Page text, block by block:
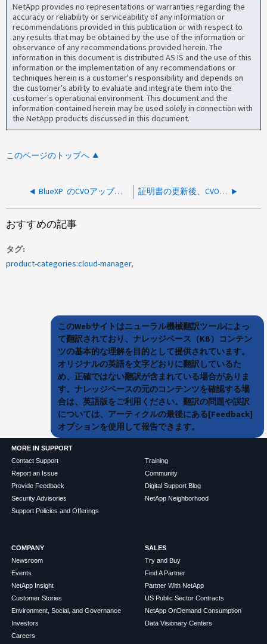
NetApp provides no representations or warranties regarding the
accuracy or reliability or serviceability of any information or
recommendations provided in this publication or with respect to
any results that may be obtained by the use of the information or
observance of any recommendations provided herein. The
information in this document is distributed AS IS and the use of this
information or the implementation of any recommendations or
techniques herein is a customer's responsibility and depends on
the customer's ability to evaluate and integrate them into the
customer's operational environment. This document and the
information contained herein may be used solely in connection with
the NetApp products discussed in this document.
このページのトップへ
BlueXP のCVOアップグレードウィザードで、NSS登録のプロンプトが表示されて停止する 証明書の更新後、CVOの作業環境が管理不能になるか、または消失する
おすすめの記事
タグ
product-categories:cloud-manager
このWebサイトはニューラル機械翻訳ツールによっ
て翻訳されており、ナレッジベース（KB）コンテン
ツの基本的な理解を目的として提供されています。
オリジナルの英語を文字どおりに翻訳しているた
め、正確ではない翻訳が含まれている場合がありま
す。ナレッジベースの元のコンテンツを確認する場
合は、英語版をご利用ください。翻訳の問題や誤訳
については、アーティクルの最後にある[Feedback]
オプションを使用して報告できます。
MORE IN SUPPORT
Contact Support
Report an Issue
Provide Feedback
Security Advisories
Support Policies and Offerings
Training
Community
Digital Support Blog
NetApp Neighborhood
COMPANY
Newsroom
Events
NetApp Insight
Customer Stories
Environment, Social, and Governance
Investors
Careers
SALES
Try and Buy
Find A Partner
Partner With NetApp
US Public Sector Contracts
NetApp OnDemand Consumption
Data Visionary Centers